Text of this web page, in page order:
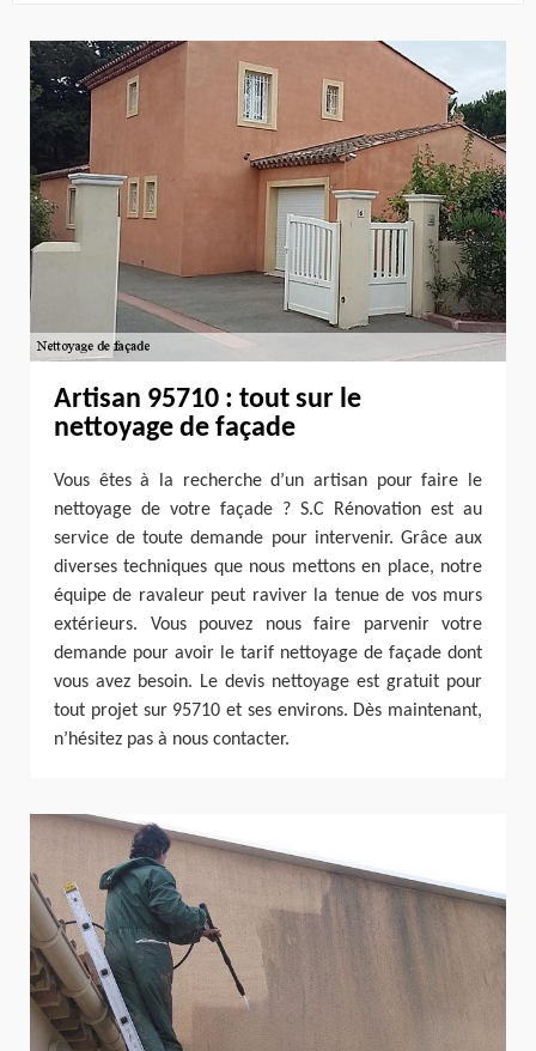
Artisan 95710 : tout sur le
nettoyage de façade
Vous êtes à la recherche d’un artisan pour faire le
nettoyage de votre façade ? S.C Rénovation est au
service de toute demande pour intervenir. Grâce aux
diverses techniques que nous mettons en place, notre
équipe de ravaleur peut raviver la tenue de vos murs
extérieurs. Vous pouvez nous faire parvenir votre
demande pour avoir le tarif nettoyage de façade dont
vous avez besoin. Le devis nettoyage est gratuit pour
tout projet sur 95710 et ses environs. Dès maintenant,
n’hésitez pas à nous contacter.